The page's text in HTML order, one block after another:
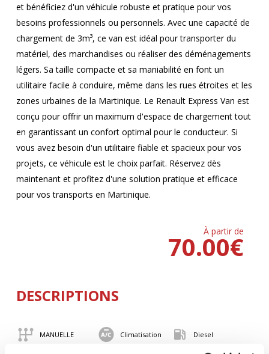
et bénéficiez d'un véhicule robuste et pratique pour vos
besoins professionnels ou personnels. Avec une capacité de
chargement de 3m³, ce van est idéal pour transporter du
matériel, des marchandises ou réaliser des déménagements
légers. Sa taille compacte et sa maniabilité en font un
utilitaire facile à conduire, même dans les rues étroites et les
zones urbaines de la Martinique. Le Renault Express Van est
conçu pour offrir un maximum d'espace de chargement tout
en garantissant un confort optimal pour le conducteur. Si
vous avez besoin d'un utilitaire fiable et spacieux pour vos
projets, ce véhicule est le choix parfait. Réservez dès
maintenant et profitez d'une solution pratique et efficace
pour vos transports en Martinique.
À partir de
€
70.00
DESCRIPTIONS
MANUELLE Climatisation Diesel